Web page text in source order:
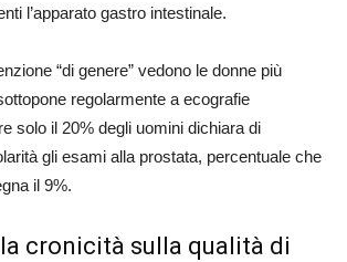
l’apparato gastro intestinale.
“di genere” vedono le donne più
regolarmente a ecografie
solo il 20% degli uomini dichiara di
gli esami alla prostata, percentuale che
il 9%.
cronicità sulla qualità di